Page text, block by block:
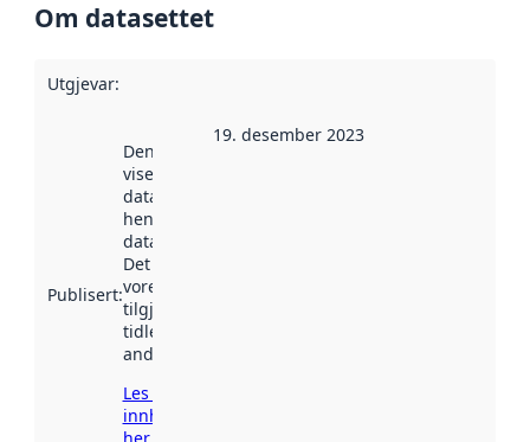
Om datasettet
Utgjevar:
Publisert:
Denne datoen
viser når
datasettet vart
henta inn av
data.norge.no.
Det kan ha
vore
tilgjengeleg
tidlegare
andre stader.
Les meir om
innhenting
19. desember 2023